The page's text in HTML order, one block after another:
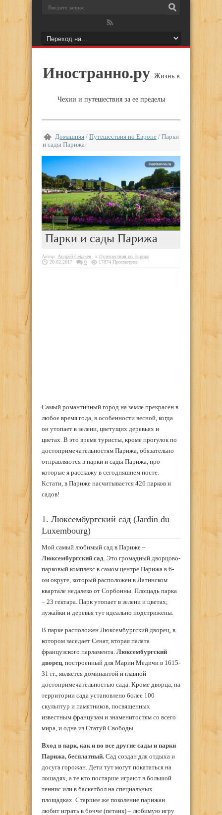
Иностранно.ру Жизнь в
Чехии и путешествия за ее пределы
Домашняя / Путешествия по Европе / Парки
и сады Парижа
Парки и сады Парижа
Автор: Андрей Секачев в Путешествия по Европе
20.02.2017
0 17874 Просмотров
Самый романтичный город на земле прекрасен в
любое время года, в особенности весной, когда
он утопает в зелени, цветущих деревьях и
цветах. В это время туристы, кроме прогулок по
достопримечательностям Парижа, обязательно
отправляются в парки и сады Парижа, про
которые я расскажу в сегодняшнем посте.
Кстати, в Париже насчитывается 426 парков и
садов!
1. Люксембургский сад (Jardin du
Luxembourg)
Мой самый любимый сад в Париже –
Люксембургский сад . Это громадный дворцово-
парковый комплекс в самом центре Парижа в 6-
ом округе, который расположен в Латинском
квартале недалеко от Сорбонны. Площадь парка
– 23 гектара. Парк утопает в зелени и цветах;
лужайки и деревья тут идеально подстрижены.
В парке расположен Люксембургский дворец, в
котором заседает Сенат, вторая палата
французского парламента. Люксембургский
дворец , построенный для Марии Медичи в 1615-
31 гг., является доминантой и главной
достопримечательностью сада. Кроме дворца, на
территории сада установлено более 100
скульптур и памятников, посвященных
известным французам и знаменитостям со всего
мира, и одна из Статуй Свободы.
Вход в парк, как и во все другие сады и парки
Парижа, бесплатный. Сад создан для отдыха и
досуга горожан. Дети тут могут покататься на
лошадях, а те кто постарше играют в большой
теннис или в баскетбол на специальных
площадках. Старшее же поколение парижан
любит играть в бочче (петанк) – любимую игру